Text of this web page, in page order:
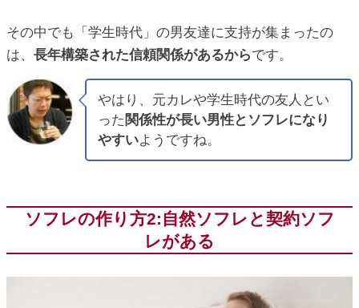
その中でも「学生時代」の男友達に支持が集まったの
は、 長年構築された信頼関係があるからです。
やはり、元カレや学生時代の友人とい
った 関係性が長い男性とソフレになり
やすいようですね。
ソフレの作り方2:自然ソフレと契約ソフ
レがある